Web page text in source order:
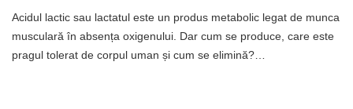
Acidul lactic sau lactatul este un produs metabolic legat de munca
musculară în absența oxigenului. Dar cum se produce, care este
pragul tolerat de corpul uman și cum se elimină?…